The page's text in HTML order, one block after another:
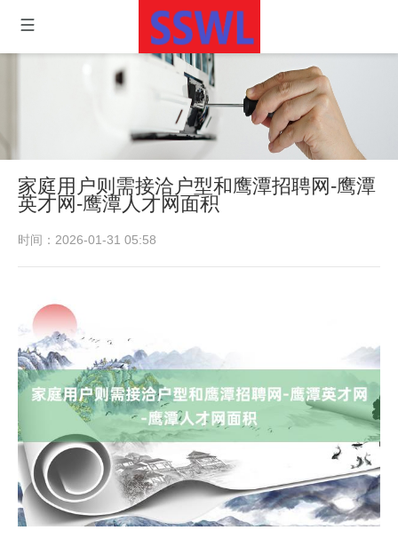
家庭用户则需接洽户型和鹰潭招聘网-鹰潭
英才网-鹰潭人才网面积
时间：2026-01-31 05:58